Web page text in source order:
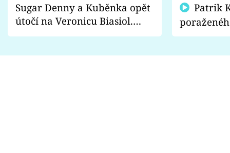
Sugar Denny a Kuběnka opět
útočí na Veronicu Biasiol.
Proč je podle nich falešná a
fanoušci